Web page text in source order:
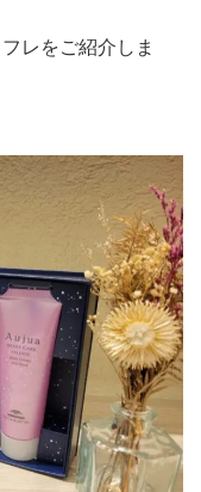
レをご紹介しま